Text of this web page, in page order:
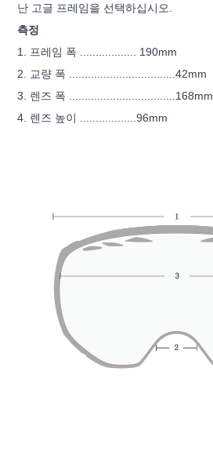
난 고글 프레임을 선택하십시오.
측정
1. 프레임 폭 .................. 190mm
2. 교량 폭 ..................................42mm
3. 렌즈 폭 ..................................168mm
4. 렌즈 높이 ..................96mm